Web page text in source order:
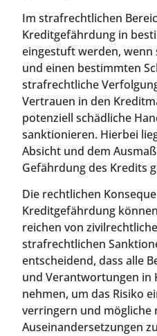
Im strafrechtlichen
Kreditgefährdung in
eingestuft werden,
und einen bestimmten
strafrechtliche
Vertrauen in den
potenziell schädliche
sanktionieren. Hierbei
Absicht und dem
Gefährdung des Kredits
Die rechtlichen
Kreditgefährdung
reichen von
strafrechtlichen
entscheidend, dass alle
und Verantwortungen in
nehmen, um das Risiko
verringern und mögliche
Auseinandersetzungen